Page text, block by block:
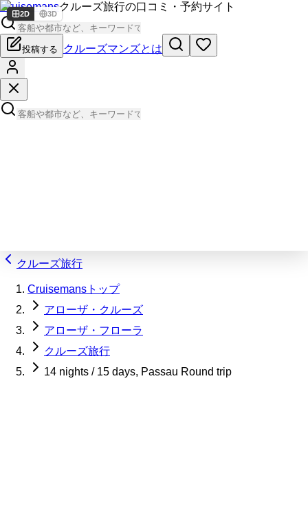
Cruisemansクルーズ旅行の口コミ・予約サイト
投稿する クルーズマンズとは
クルーズ旅行
Cruisemansトップ
アローザ・クルーズ
アローザ・フローラ
クルーズ旅行
14 nights / 15 days, Passau Round trip
2D 3D